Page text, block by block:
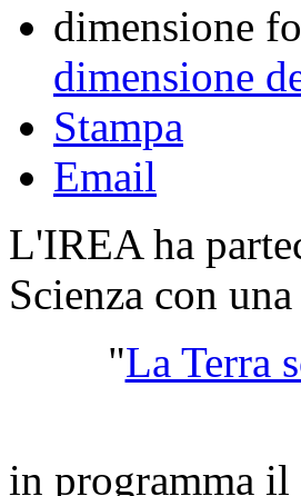
dimensione
dimensione
Stampa
Email
L'IREA ha
Scienza con
"La Terra
in programma